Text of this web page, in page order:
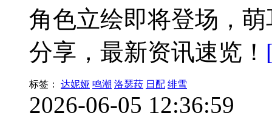
角色立绘即将登场，
分享，最新资讯速览！
标签： 达妮娅 鸣潮 洛瑟菈 日配 绯雪
2026-06-05 12:36:59